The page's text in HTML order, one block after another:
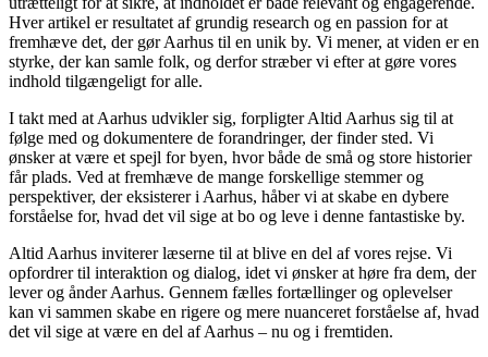
Hver artikel er resultatet af grundig research og en passion for at
fremhæve det, der gør Aarhus til en unik by. Vi mener, at viden er en
styrke, der kan samle folk, og derfor stræber vi efter at gøre vores
indhold tilgængeligt for alle.
I takt med at Aarhus udvikler sig, forpligter Altid Aarhus sig til at
følge med og dokumentere de forandringer, der finder sted. Vi
ønsker at være et spejl for byen, hvor både de små og store historier
får plads. Ved at fremhæve de mange forskellige stemmer og
perspektiver, der eksisterer i Aarhus, håber vi at skabe en dybere
forståelse for, hvad det vil sige at bo og leve i denne fantastiske by.
Altid Aarhus inviterer læserne til at blive en del af vores rejse. Vi
opfordrer til interaktion og dialog, idet vi ønsker at høre fra dem, der
lever og ånder Aarhus. Gennem fælles fortællinger og oplevelser
kan vi sammen skabe en rigere og mere nuanceret forståelse af, hvad
det vil sige at være en del af Aarhus – nu og i fremtiden.